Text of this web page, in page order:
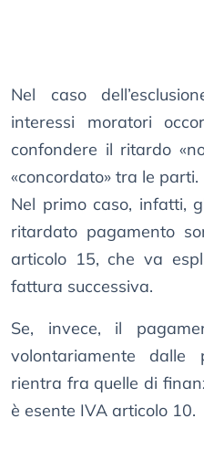
Nel caso
interessi moratori
confondere il ritardo
«concordato» tra le parti.
Nel primo caso, infatti,
ritardato pagamento
articolo 15, che va
fattura successiva.
Se, invece, il
volontariamente dalle
rientra fra quelle di
è esente IVA articolo 10.